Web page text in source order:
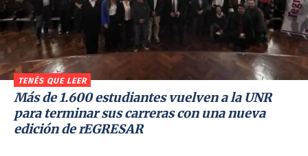
TENÉS QUE LEER
Más de 1.600 estudiantes vuelven a la UNR
para terminar sus carreras con una nueva
edición de rEGRESAR